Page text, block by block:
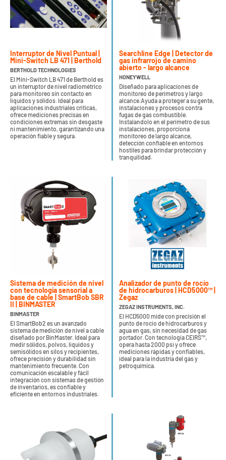
Interruptor de Nivel Puntual |
Mini-Switch LB 471 | Berthold
BERTHOLD TECHNOLOGIES
El Mini-Switch LB 471 de Berthold es
un interruptor de nivel radiométrico
para monitoreo sin contacto en
líquidos y sólidos. Ideal para
aplicaciones industriales críticas,
ofrece mediciones precisas en
condiciones extremas sin desgaste
ni mantenimiento, garantizando una
operación fiable y segura.
Searchline Edge | Detector de
gas infrarrojo de camino
abierto - largo alcance
HONEYWELL
Diseñado para aplicaciones de
monitoreo de perímetros y largo
alcance.Ayuda a proteger a su gente,
instalaciones y procesos contra
fugas de gas combustible.
Instalandolo en el perímetro de sus
instalaciones, proporciona
monitoreo de largo alcance,
detección confiable en entornos
hostiles para brindar protección y
tranquilidad.
Sistema de medición de nivel
con tecnología sensorial a
base de cable | SmartBob SBR
II | BINMASTER
BINMASTER
El SmartBob2 es un avanzado
sistema de medición de nivel a cable
diseñado por BinMaster. Ideal para
medir sólidos, polvos, líquidos y
semisólidos en silos y recipientes,
ofrece precisión y durabilidad sin
mantenimiento frecuente. Con
comunicación escalable y fácil
integración con sistemas de gestión
de inventarios, es confiable y
eficiente en entornos industriales.
Analizador de punto de rocío
de hidrocarburos | HCD5000™ |
Zegaz
ZEGAZ INSTRUMENTS, INC.
El HCD5000 mide con precisión el
punto de rocío de hidrocarburos y
agua en gas, sin necesidad de gas
portador. Con tecnología CEIRS™,
opera hasta 2000 psi y ofrece
mediciones rápidas y confiables,
ideal para la industria del gas y
petroquímica.